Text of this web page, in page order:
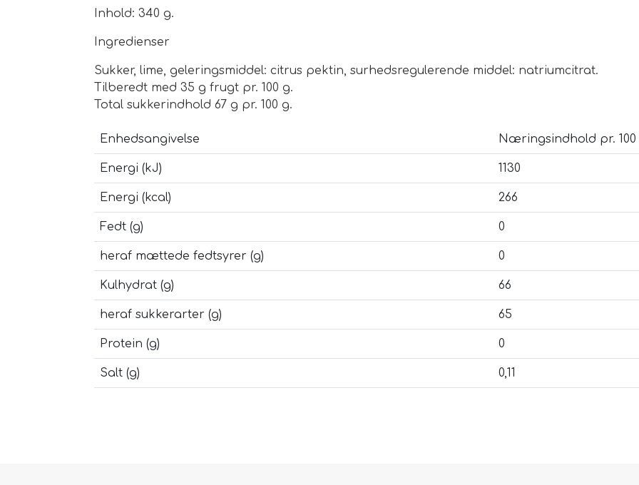
Inhold: 340 g.
Ingredienser
Sukker, lime, geleringsmiddel: citrus pektin, surhedsregulerende middel: natriumcitrat.
Tilberedt med 35 g frugt pr. 100 g.
Total sukkerindhold 67 g pr. 100 g.
Enhedsangivelse Næringsindhold pr. 100
Energi (kJ) 1130
Energi (kcal) 266
Fedt (g) 0
heraf mættede fedtsyrer (g) 0
Kulhydrat (g) 66
heraf sukkerarter (g) 65
Protein (g) 0
Salt (g) 0,11